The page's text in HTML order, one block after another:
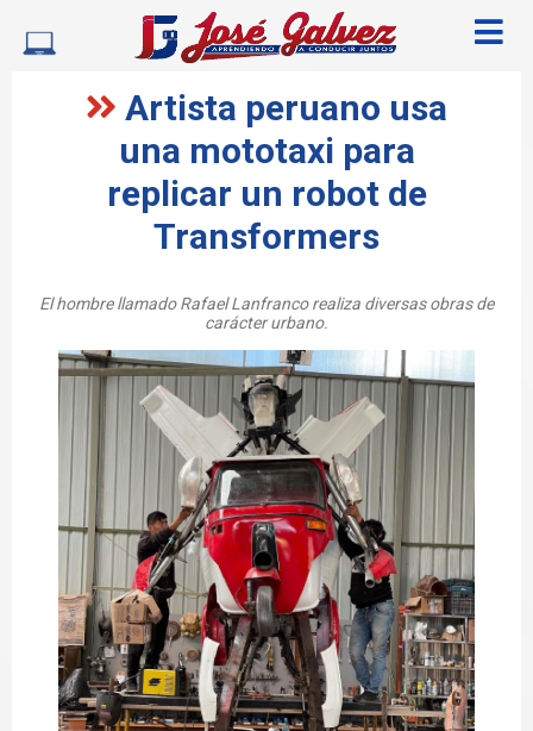
Artista peruano usa
una mototaxi para
replicar un robot de
Transformers
El hombre llamado Rafael Lanfranco realiza diversas obras de
carácter urbano.